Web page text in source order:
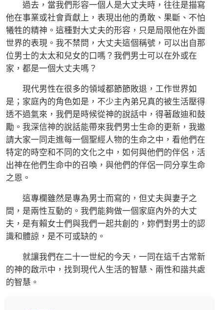
過去，當我們形容一個人是大丈夫時，往往是描寫
他在事業或社會貢獻上，表現出他的勇敢、果斷、不怕
犧牲的精神。這種對大丈夫的形容，只是局限他在外面
世界的表現。我不禁問，大丈夫這個稱號，可以出自那
位男士的太太和兒女的口嗎？我們男士可以在外或在
家，都是一個大丈夫嗎？
現代男性在很多的領域都節節敗退，工作世界如
是；家庭內的角色如是，不少主內弟兄真的被生活壓得
透不過氣來，我們是時候從神的說話中，得著啟迪和鼓
勵。我深信神的說話能帶來我們男士生命的更新，我邀
請大家一同走進每一個聖經人物的生命之中，看他們在
特定的時空和不同的文化之中，如何與他們的伴侶，活
出神在他們生命中的召喚，與他們的伴侶一同分享生命
之恩。
這專欄雖然是專為男士而寫的，但丈夫與妻子之
間，是兩性互動的。我們能夠做一個家庭內外的大丈
夫，是有賴女士們與我們一起共創的，妳們對男士的認
識和體諒，是不可或缺的。
就讓我們在二十一世紀的今天，一同在這千古常新
的神的啟示中，找到現代人生活的智慧、兩性和諧共處
的智慧。